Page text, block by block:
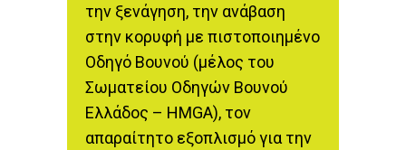
την ξενάγηση, την ανάβαση
στην κορυφή με πιστοποιημένο
Οδηγό Βουνού (μέλος του
Σωματείου Οδηγών Βουνού
Ελλάδος – HMGA), τον
απαραίτητο εξοπλισμό για την